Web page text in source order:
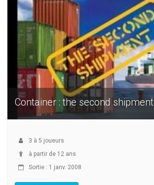
Container : the second shipment
3 à 5 joueurs
à partir de 12 ans
Sortie : 1 janv. 2008